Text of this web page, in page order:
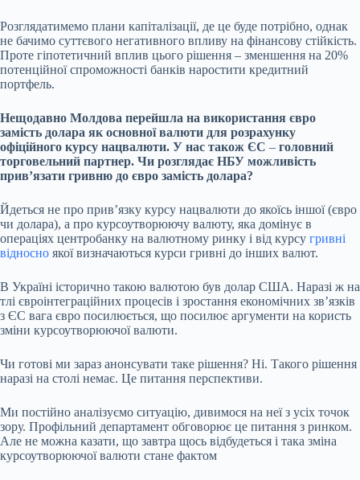
Розглядатимемо плани капіталізації, де це буде потрібно, однак
не бачимо суттєвого негативного впливу на фінансову стійкість.
Проте гіпотетичний вплив цього рішення – зменшення на 20%
потенційної спроможності банків наростити кредитний
портфель.
Нещодавно Молдова перейшла на використання євро
замість долара як основної валюти для розрахунку
офіційного курсу нацвалюти. У нас також ЄС – головний
торговельний партнер. Чи розглядає НБУ можливість
привʼязати гривню до євро замість долара?
Йдеться не про привʼязку курсу нацвалюти до якоїсь іншої (євро
чи долара), а про курсоутворюючу валюту, яка домінує в
операціях центробанку на валютному ринку і від курсу гривні
відносно якоївизначаються курси гривні до інших валют.
В Україні історично такою валютою був долар США. Наразі ж на
тлі євроінтеграційних процесів і зростання економічних звʼязків
з ЄС вага євро посилюється, що посилює аргументи на користь
зміни курсоутворюючої валюти.
Чи готові ми зараз анонсувати таке рішення? Ні. Такого рішення
наразі на столі немає. Це питання перспективи.
Ми постійно аналізуємо ситуацію, дивимося на неї з усіх точок
зору. Профільний департамент обговорює це питання з ринком.
Але не можна казати, що завтра щось відбудеться і така зміна
курсоутворюючої валюти стане фактом